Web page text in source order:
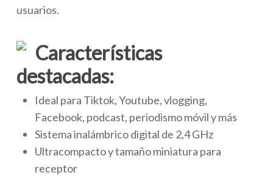
usuarios.
Características
destacadas:
Ideal para Tiktok, Youtube, vlogging,
Facebook, podcast, periodismo móvil y más
Sistema inalámbrico digital de 2,4 GHz
Ultracompacto y tamaño miniatura para
receptor